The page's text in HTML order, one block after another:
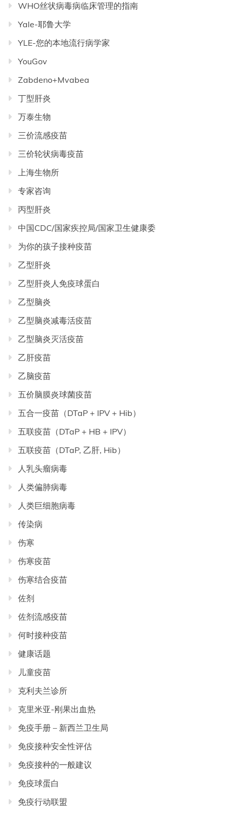
WHO丝状病毒病临床管理的指南
Yale-耶鲁大学
YLE-您的本地流行病学家
YouGov
Zabdeno+Mvabea
丁型肝炎
万泰生物
三价流感疫苗
三价轮状病毒疫苗
上海生物所
专家咨询
丙型肝炎
中国CDC/国家疾控局/国家卫生健康委
为你的孩子接种疫苗
乙型肝炎
乙型肝炎人免疫球蛋白
乙型脑炎
乙型脑炎减毒活疫苗
乙型脑炎灭活疫苗
乙肝疫苗
乙脑疫苗
五价脑膜炎球菌疫苗
五合一疫苗（DTaP + IPV + Hib）
五联疫苗（DTaP + HB + IPV）
五联疫苗（DTaP, 乙肝, Hib）
人乳头瘤病毒
人类偏肺病毒
人类巨细胞病毒
传染病
伤寒
伤寒疫苗
伤寒结合疫苗
佐剂
佐剂流感疫苗
何时接种疫苗
健康话题
儿童疫苗
克利夫兰诊所
克里米亚-刚果出血热
免疫手册 – 新西兰卫生局
免疫接种安全性评估
免疫接种的一般建议
免疫球蛋白
免疫行动联盟